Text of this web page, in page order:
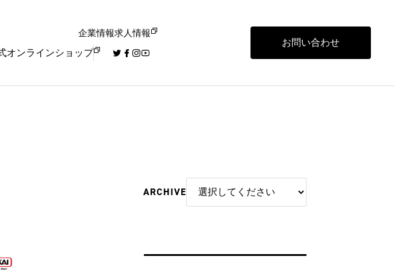
企業情報求人情報
オンラインショップ
お問い合わせ
ARCHIVE